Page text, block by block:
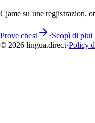
Cjame su une regjistrazion,
Prove chest ·Scopì di plui
© 2026 lingua.direct·Policy